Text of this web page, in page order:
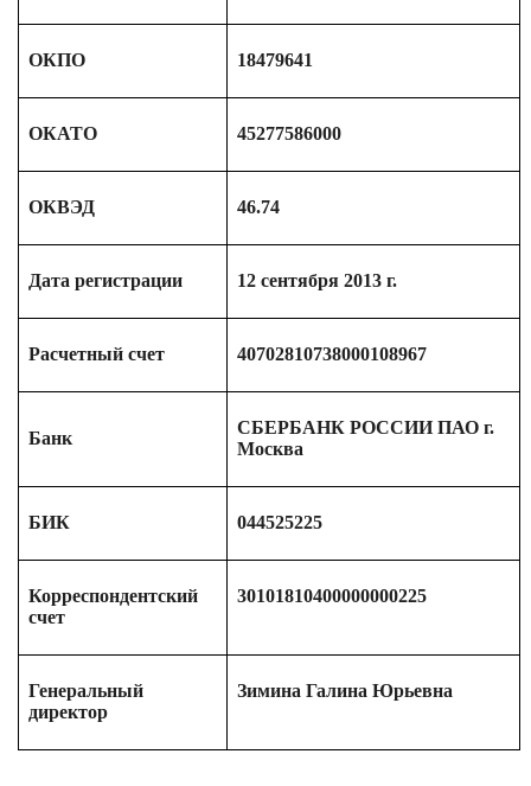
ОКПО 18479641
ОКАТО 45277586000
ОКВЭД 46.74
Дата регистрации 12 сентября 2013 г.
Расчетный счет 40702810738000108967
Банк
СБЕРБАНК РОССИИ ПАО г.
Москва
БИК 044525225
Корреспондентский
счет
30101810400000000225
Генеральный
директор
Зимина Галина Юрьевна